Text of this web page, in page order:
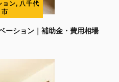
ョン, 八千代
市
ーション｜補助金・費用相場